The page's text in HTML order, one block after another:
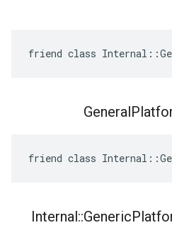
friend class
General
friend class
Internal::Generic